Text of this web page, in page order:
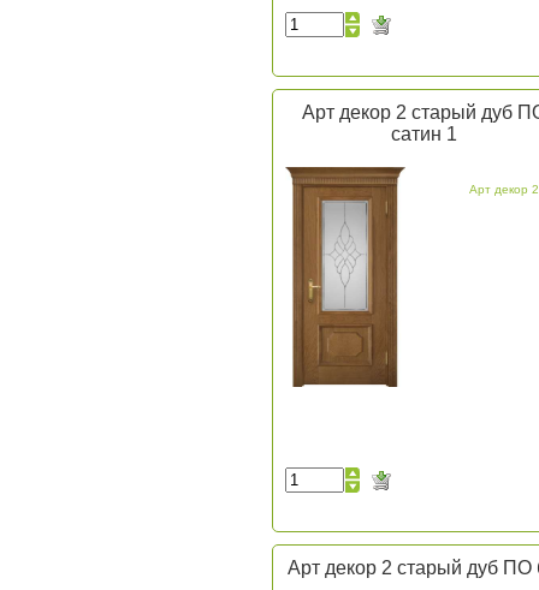
Арт декор 2 старый дуб
сатин 1
Арт декор 2
Арт декор 2 старый дуб ПО